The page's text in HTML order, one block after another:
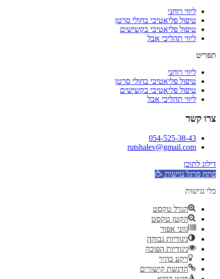
ליווי רוחני
טיפול פליאטיבי בחולי סרטן
טיפול פליאטיבי בקשישים
ליווי תהליכי אבל
תפריט
ליווי רוחני
טיפול פליאטיבי בחולי סרטן
טיפול פליאטיבי בקשישים
ליווי תהליכי אבל
צרו קשר
054-525-38-43
rutshalev@gmail.com
דילוג לתוכן
פתח סרגל נגישות
כלי נגישות
הגדל טקסט
הקטן טקסט
גווני אפור
ניגודיות גבוהה
ניגודיות הפוכה
רקע בהיר
הדגשת קישורים